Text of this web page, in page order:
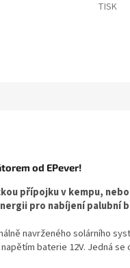
TISK
od EPever!
přípojku v kempu,
pro nabíjení palubní
navrženého solárního
baterie 12V. Jedná